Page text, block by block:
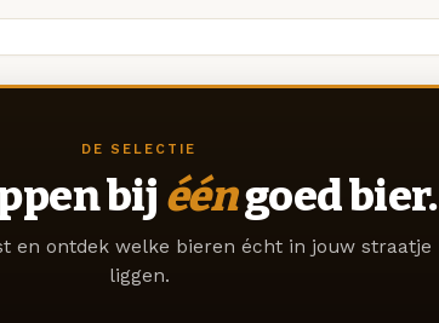
DE SELECTIE
bij ééngoed bier.
en ontdek welke bieren écht in jouw straatje
liggen.